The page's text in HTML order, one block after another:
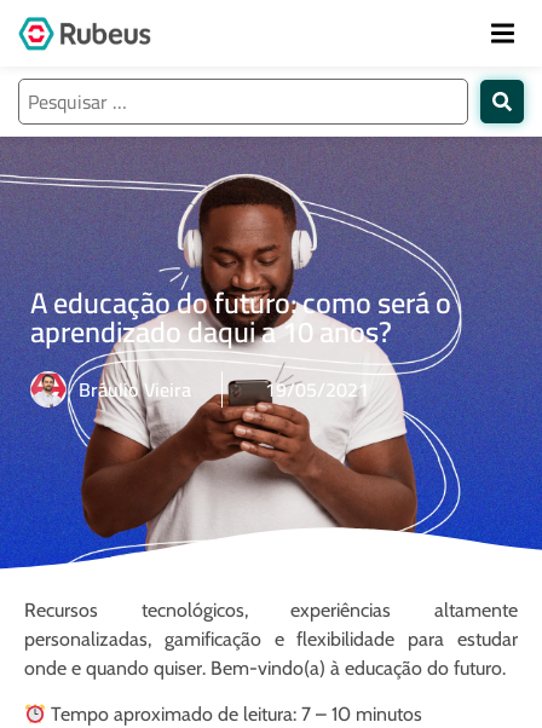
A educação do futuro: como será o
aprendizado daqui a 10 anos?
Bráulio Vieira 19/05/2021
Recursos tecnológicos, experiências altamente
personalizadas, gamificação e flexibilidade para estudar
onde e quando quiser. Bem-vindo(a) à educação do futuro.
Tempo aproximado de leitura: 7 – 10 minutos